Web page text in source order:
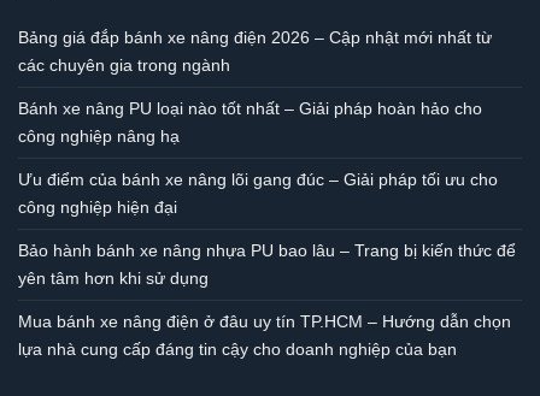
Bảng giá đắp bánh xe nâng điện 2026 – Cập nhật mới nhất từ
các chuyên gia trong ngành
Bánh xe nâng PU loại nào tốt nhất – Giải pháp hoàn hảo cho
công nghiệp nâng hạ
Ưu điểm của bánh xe nâng lõi gang đúc – Giải pháp tối ưu cho
công nghiệp hiện đại
Bảo hành bánh xe nâng nhựa PU bao lâu – Trang bị kiến thức để
yên tâm hơn khi sử dụng
Mua bánh xe nâng điện ở đâu uy tín TP.HCM – Hướng dẫn chọn
lựa nhà cung cấp đáng tin cậy cho doanh nghiệp của bạn